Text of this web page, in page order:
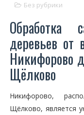
Без рубрики
Обработка
деревьев от
Никифорово
Щёлково
Никифорово,
Щёлково, является